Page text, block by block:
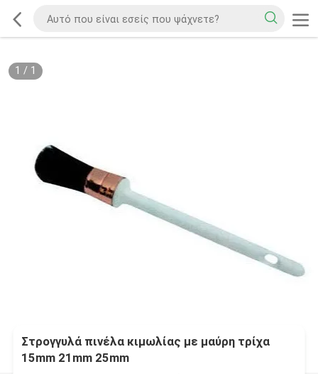
1 / 1
Στρογγυλά πινέλα κιμωλίας με μαύρη τρίχα
15mm 21mm 25mm